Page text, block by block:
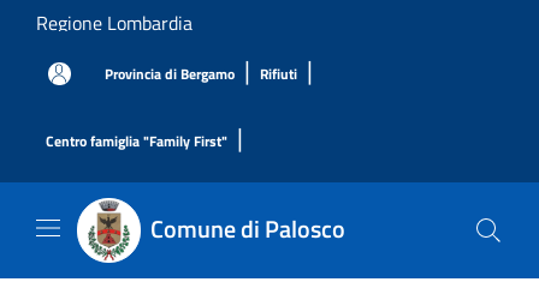
Salta al contenuto principale
Regione Lombardia
Provincia di Bergamo | Rifiuti |
Centro famiglia "Family First" |
Comune di Palosco